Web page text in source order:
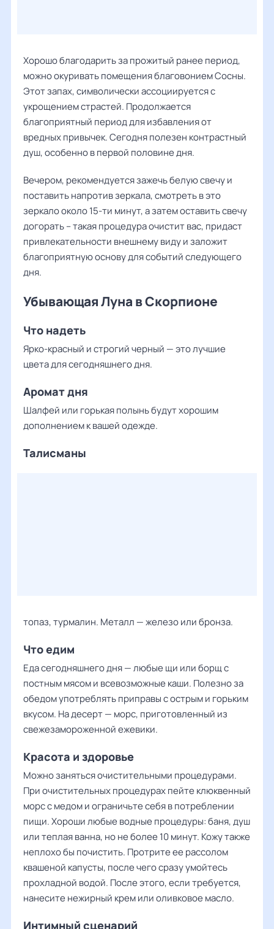
Хорошо благодарить за прожитый ранее период,
можно окуривать помещения благовонием Сосны.
Этот запах, символически ассоциируется с
укрощением страстей. Продолжается
благоприятный период для избавления от
вредных привычек. Сегодня полезен контрастный
душ, особенно в первой половине дня.
Вечером, рекомендуется зажечь белую свечу и
поставить напротив зеркала, смотреть в это
зеркало около 15-ти минут, а затем оставить свечу
догорать – такая процедура очистит вас, придаст
привлекательности внешнему виду и заложит
благоприятную основу для событий следующего
дня.
Убывающая Луна в Скорпионе
Что надеть
Ярко-красный и строгий черный — это лучшие
цвета для сегодняшнего дня.
Аромат дня
Шалфей или горькая полынь будут хорошим
дополнением к вашей одежде.
Талисманы
топаз, турмалин. Металл — железо или бронза.
Что едим
Еда сегодняшнего дня — любые щи или борщ с
постным мясом и всевозможные каши. Полезно за
обедом употреблять приправы с острым и горьким
вкусом. На десерт — морс, приготовленный из
свежезамороженной ежевики.
Красота и здоровье
Можно заняться очистительными процедурами.
При очистительных процедурах пейте клюквенный
морс с медом и ограничьте себя в потреблении
пищи. Хороши любые водные процедуры: баня, душ
или теплая ванна, но не более 10 минут. Кожу также
неплохо бы почистить. Протрите ее рассолом
квашеной капусты, после чего сразу умойтесь
прохладной водой. После этого, если требуется,
нанесите нежирный крем или оливковое масло.
Интимный сценарий